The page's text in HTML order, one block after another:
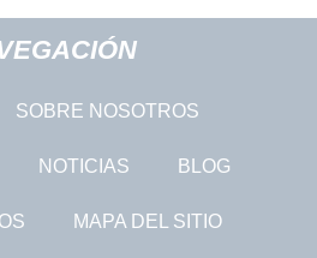
SOBRE NOSOTROS
NOTICIAS BLOG
MAPA DEL SITIO